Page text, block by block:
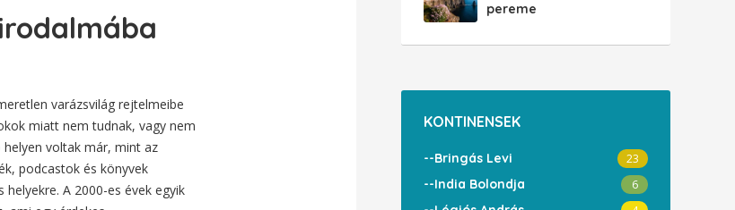
varázsvilág rejtelmeibe
miatt nem tudnak, vagy nem
voltak már, mint az
podcastok és könyvek
A 2000-es évek egyik
pereme
KONTINENSEK
--Bringás Levi 23
--India Bolondja 6